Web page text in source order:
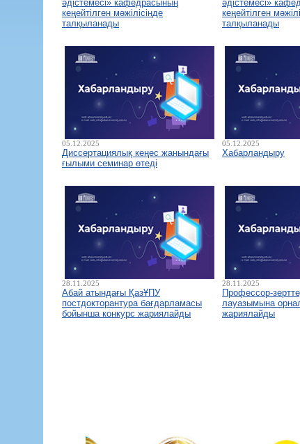
әдістемесі» кафедрасының
кеңейтілген мәжілісінде
талқыланады
әдістемесі»
кеңейтілген
талқыланады
05.12.2025
Диссертациялық кеңес жанындағы
ғылыми семинар өтеді
05.12.2025
Хабарландыру
28.11.2025
Абай атындағы ҚазҰПУ
постдокторантура бағдарламасы
бойынша конкурс жариялайды
28.11.2025
Профессор-
лауазымына
жариялайды